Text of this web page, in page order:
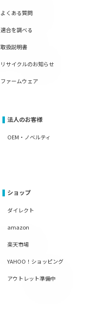
よくある質問
適合を調べる
取扱説明書
リサイクルのお知らせ
ファームウェア
法人のお客様
OEM・ノベルティ
ショップ
ダイレクト
amazon
楽天市場
YAHOO！ショッピング
アウトレット準備中